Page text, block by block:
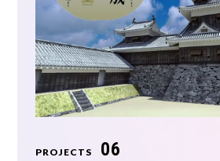
PROJECTS 06